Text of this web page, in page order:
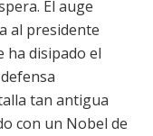
El auge
al presidente
ha disipado el
tan antigua
con un Nobel de